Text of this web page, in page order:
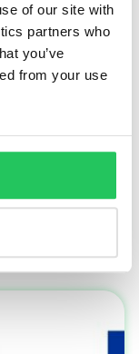
of our site with
partners who
you’ve
from your use
beszámol
kapott
uniós
zárásáról